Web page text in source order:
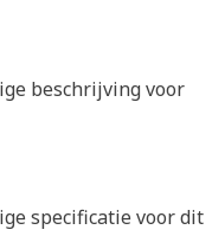
beschrijving voor
specificatie voor dit